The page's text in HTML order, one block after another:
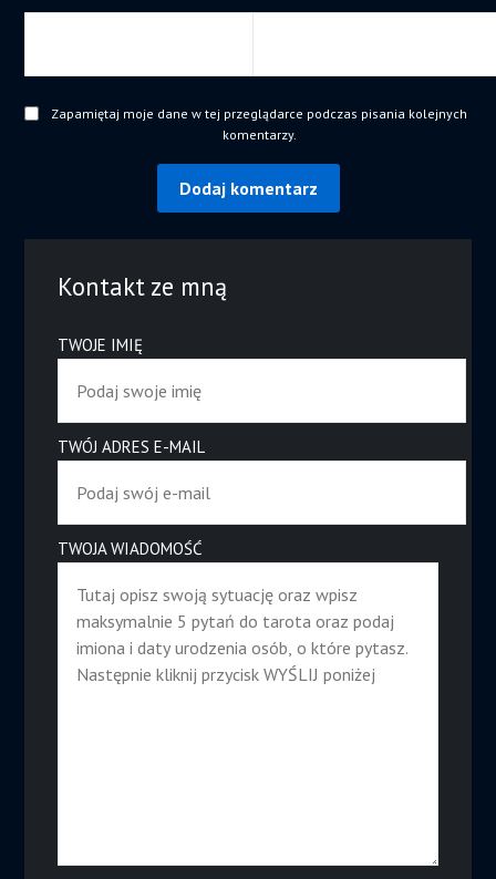
Zapamiętaj moje dane w tej przeglądarce podczas pisania kolejnych
komentarzy.
Kontakt ze mną
TWOJE IMIĘ
TWÓJ ADRES E-MAIL
TWOJA WIADOMOŚĆ